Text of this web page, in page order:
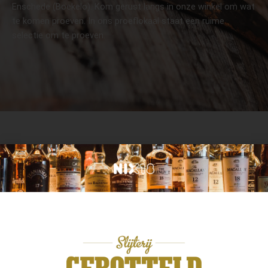
Enschede (Boekelo). Kom gerust langs in onze winkel om wat
te komen proeven. In ons proeflokaal staat een ruime
selectie om te proeven.
Algemene voorwaarden